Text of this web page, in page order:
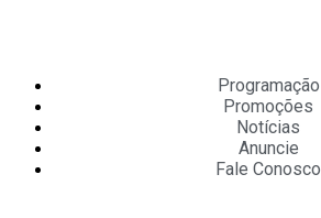
Programação
Promoções
Notícias
Anuncie
Fale Conosco